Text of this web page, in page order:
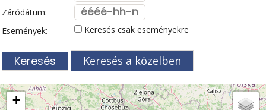
Záródátum:
Események:
Keresés csak eseményekre
Keresés a közelben
+